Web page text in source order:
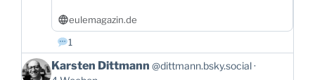
eulemagazin.de
1
Beitrag
von
Karsten Dittmann @dittmann.bsky.social